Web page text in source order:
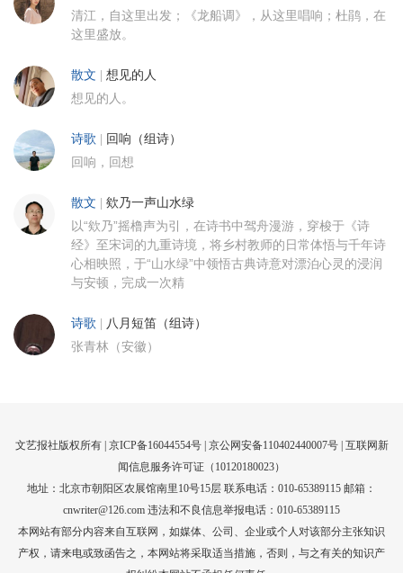
清江，自这里出发；《龙船调》，从这里唱响；杜鹃，在
这里盛放。
散文 想见的人
想见的人。
诗歌 回响（组诗）
回响，回想
散文 欸乃一声山水绿
以“欸乃”摇橹声为引，在诗书中驾舟漫游，穿梭于《诗
经》至宋词的九重诗境，将乡村教师的日常体悟与千年诗
心相映照，于“山水绿”中领悟古典诗意对漂泊心灵的浸润
与安顿，完成一次精
诗歌 八月短笛（组诗）
张青林（安徽）
文艺报社版权所有 | 京ICP备16044554号| 京公网安备110402440007号 | 互联网新
闻信息服务许可证（10120180023）
地址：北京市朝阳区农展馆南里10号15层 联系电话：010-65389115 邮箱：
cnwriter@126.com 违法和不良信息举报电话：010-65389115
本网站有部分内容来自互联网，如媒体、公司、企业或个人对该部分主张知识
产权，请来电或致函告之，本网站将采取适当措施，否则，与之有关的知识产